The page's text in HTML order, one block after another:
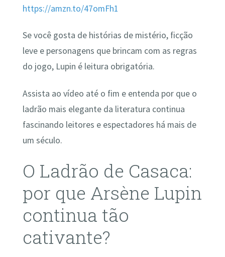
https://amzn.to/47omFh1
Se você gosta de histórias de mistério, ficção
leve e personagens que brincam com as regras
do jogo, Lupin é leitura obrigatória.
Assista ao vídeo até o fim e entenda por que o
ladrão mais elegante da literatura continua
fascinando leitores e espectadores há mais de
um século.
O Ladrão de Casaca:
por que Arsène Lupin
continua tão
cativante?